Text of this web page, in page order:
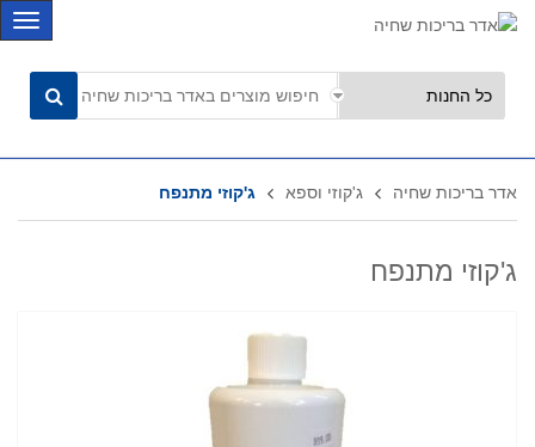
C
t
o
אדר בריכות שחיה ג'קוזי וספא ג'קוזי מתנפח
ג'קוזי מתנפח